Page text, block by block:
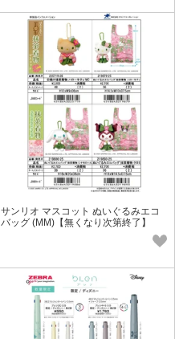
サンリオ マスコット ぬいぐるみエコ
バッグ (MM)【無くなり次第終了】